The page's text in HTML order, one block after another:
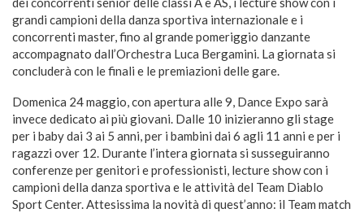
grandi campioni della danza sportiva internazionale e i
concorrenti master, fino al grande pomeriggio danzante
accompagnato dall’Orchestra Luca Bergamini. La giornata si
concluderà con le finali e le premiazioni delle gare.
Domenica 24 maggio, con apertura alle 9, Dance Expo sarà
invece dedicato ai più giovani. Dalle 10 inizieranno gli stage
per i baby dai 3 ai 5 anni, per i bambini dai 6 agli 11 anni e per i
ragazzi over 12. Durante l’intera giornata si susseguiranno
conferenze per genitori e professionisti, lecture show con i
campioni della danza sportiva e le attività del Team Diablo
Sport Center. Attesissima la novità di quest’anno: il Team match